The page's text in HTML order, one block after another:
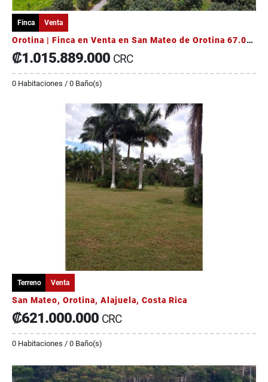
Finca Venta
Orotina | Finca en Venta en San Mateo de Orotina 67.000 m²
₡1.015.889.000 CRC
0 Habitaciones / 0 Baño(s)
Terreno Venta
San Mateo, Orotina, Alajuela, Costa Rica
₡621.000.000 CRC
0 Habitaciones / 0 Baño(s)